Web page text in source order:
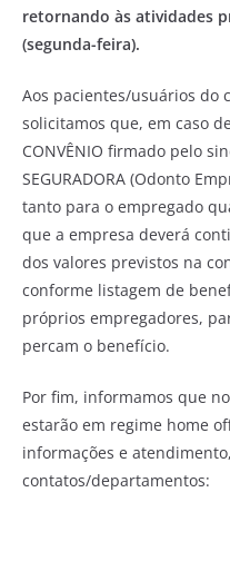
retornando às atividades
(segunda-feira).
Aos pacientes/usuários do
solicitamos que, em caso
CONVÊNIO firmado pelo
SEGURADORA (Odonto
tanto para o empregado
que a empresa deverá
dos valores previstos na
conforme listagem de
próprios empregadores,
percam o benefício.
Por fim, informamos que
estarão em regime home
informações e
contatos/departamentos: